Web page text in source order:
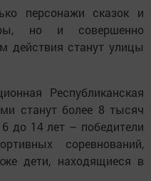
персонажи сказок и
но и совершенно
действия станут улицы
Республиканская
станут более 8 тысяч
до 14 лет – победители
соревнований,
дети, находящиеся в